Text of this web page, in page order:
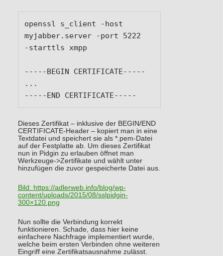
openssl s_client -host
myjabber.server -port 5222
-starttls xmpp
-----BEGIN CERTIFICATE-----
...
-----END CERTIFICATE-----
Dieses Zertifikat – inklusive der BEGIN/END
CERTIFICATE-Header – kopiert man in eine
Textdatei und speichert sie als *.pem-Datei
auf der Festplatte ab. Um dieses Zertifikat
nun in Pidgin zu erlauben öffnet man
Werkzeuge->Zertifikate und wählt unter
hinzufügen die zuvor gespeicherte Datei aus.
Bild: https://adlerweb.info/blog/wp-
content/uploads/2015/08/sslpidgin-
300×120.png
Nun sollte die Verbindung korrekt
funktionieren. Schade, dass hier keine
einfachere Nachfrage implementiert wurde,
welche beim ersten Verbinden ohne weiteren
Eingriff eine Zertifikatsausnahme zulässt.